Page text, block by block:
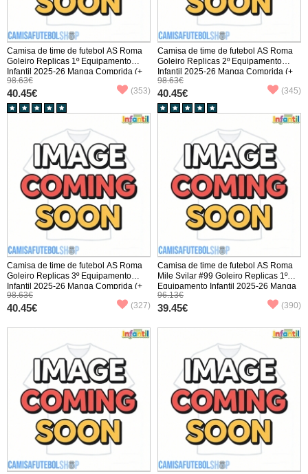
Camisa de time de futebol AS Roma
Goleiro Replicas 1º Equipamento
Infantil 2025-26 Manga Comprida (+
Calças curtas)
98.63€
40.45€ (353)
Camisa de time de futebol AS Roma
Goleiro Replicas 2º Equipamento
Infantil 2025-26 Manga Comprida (+
Calças curtas)
98.63€
40.45€ (345)
Camisa de time de futebol AS Roma
Goleiro Replicas 3º Equipamento
Infantil 2025-26 Manga Comprida (+
Calças curtas)
98.63€
40.45€ (327)
Camisa de time de futebol AS Roma
Mile Svilar #99 Goleiro Replicas 1º
Equipamento Infantil 2025-26 Manga
Curta (+ Calças curtas)
96.13€
39.45€ (390)